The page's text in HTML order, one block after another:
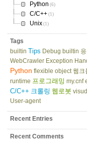
Python (6)
C/C++ (1)
Unix (1)
Tags
builtin Tips Debug builtin
WebCrawler Exception
Python flexible object 웹크
runtime 프로그래밍 my.cnf
C/C++ 크롤링 웹로봇
User-agent
Recent Entries
Recent Comments